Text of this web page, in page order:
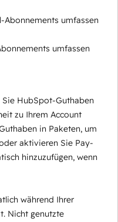
Abonnements umfassen
umfassen
HubSpot-Guthaben
zu Ihrem Account
in Paketen, um
aktivieren Sie Pay-
hinzuzufügen, wenn
während Ihrer
Nicht genutzte